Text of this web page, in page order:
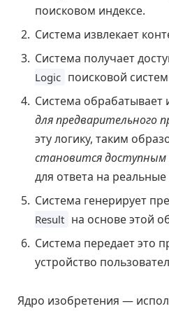
поисковом индексе.
Система извлекает
Система получает
Logic поисковой
Система обрабатывает
для предварительного
эту логику, таким
становится доступным
для ответа на
Система генерирует
Result на основе этой
Система передает это
устройство
Ядро изобретения —